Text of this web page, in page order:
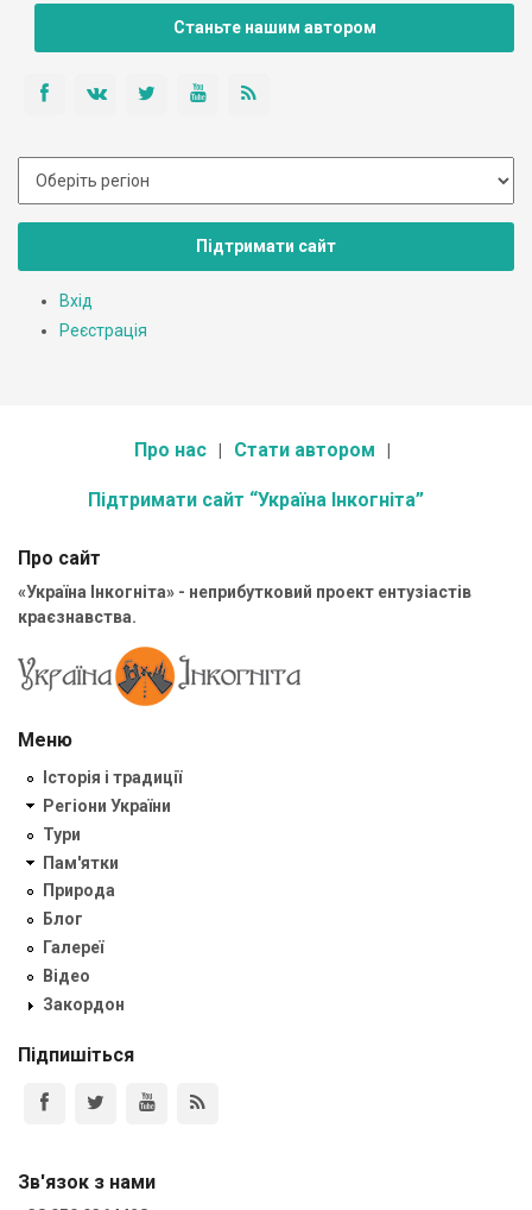
Станьте нашим автором
Підтримати сайт
Вхід
Реєстрація
Про нас Стати автором
Підтримати сайт “Україна Інкогніта”
Про сайт
«Україна Інкогніта» - неприбутковий проект ентузіастів
краєзнавства.
Меню
Історія і традиції
Регіони України
Тури
Пам'ятки
Природа
Блог
Галереї
Відео
Закордон
Підпишіться
Зв'язок з нами